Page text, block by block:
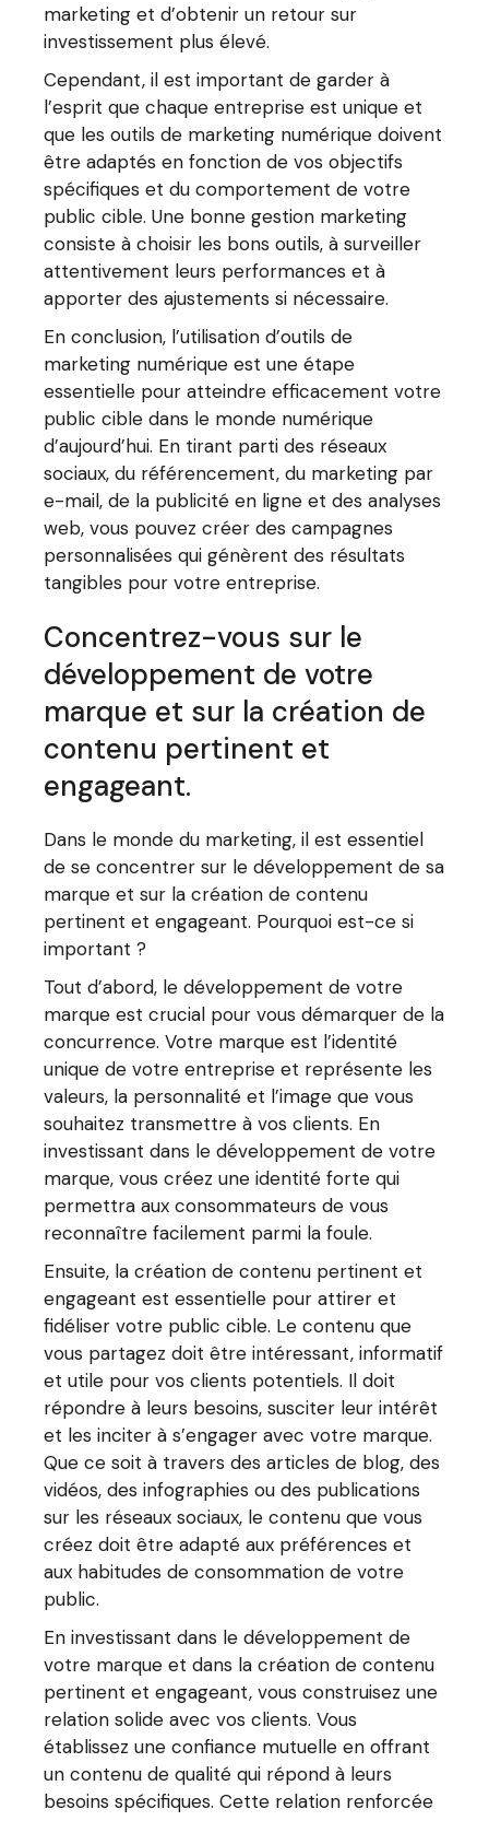
marketing et d’obtenir un retour sur
investissement plus élevé.
Cependant, il est important de garder à
l’esprit que chaque entreprise est unique et
que les outils de marketing numérique doivent
être adaptés en fonction de vos objectifs
spécifiques et du comportement de votre
public cible. Une bonne gestion marketing
consiste à choisir les bons outils, à surveiller
attentivement leurs performances et à
apporter des ajustements si nécessaire.
En conclusion, l’utilisation d’outils de
marketing numérique est une étape
essentielle pour atteindre efficacement votre
public cible dans le monde numérique
d’aujourd’hui. En tirant parti des réseaux
sociaux, du référencement, du marketing par
e-mail, de la publicité en ligne et des analyses
web, vous pouvez créer des campagnes
personnalisées qui génèrent des résultats
tangibles pour votre entreprise.
Concentrez-vous sur le
développement de votre
marque et sur la création de
contenu pertinent et
engageant.
Dans le monde du marketing, il est essentiel
de se concentrer sur le développement de sa
marque et sur la création de contenu
pertinent et engageant. Pourquoi est-ce si
important ?
Tout d’abord, le développement de votre
marque est crucial pour vous démarquer de la
concurrence. Votre marque est l’identité
unique de votre entreprise et représente les
valeurs, la personnalité et l’image que vous
souhaitez transmettre à vos clients. En
investissant dans le développement de votre
marque, vous créez une identité forte qui
permettra aux consommateurs de vous
reconnaître facilement parmi la foule.
Ensuite, la création de contenu pertinent et
engageant est essentielle pour attirer et
fidéliser votre public cible. Le contenu que
vous partagez doit être intéressant, informatif
et utile pour vos clients potentiels. Il doit
répondre à leurs besoins, susciter leur intérêt
et les inciter à s’engager avec votre marque.
Que ce soit à travers des articles de blog, des
vidéos, des infographies ou des publications
sur les réseaux sociaux, le contenu que vous
créez doit être adapté aux préférences et
aux habitudes de consommation de votre
public.
En investissant dans le développement de
votre marque et dans la création de contenu
pertinent et engageant, vous construisez une
relation solide avec vos clients. Vous
établissez une confiance mutuelle en offrant
un contenu de qualité qui répond à leurs
besoins spécifiques. Cette relation renforcée